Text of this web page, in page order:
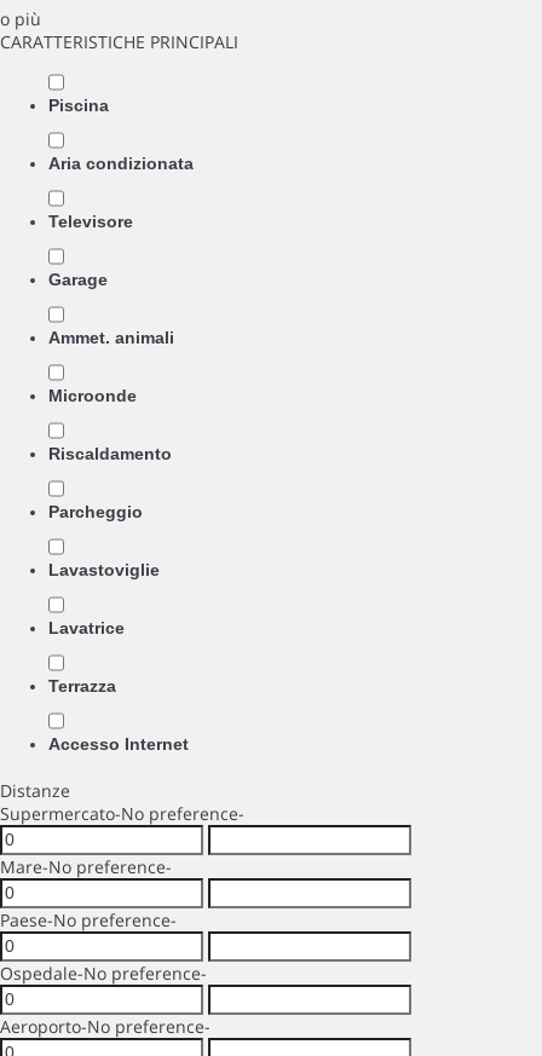
o più
CARATTERISTICHE PRINCIPALI
Piscina
Aria condizionata
Televisore
Garage
Ammet. animali
Microonde
Riscaldamento
Parcheggio
Lavastoviglie
Lavatrice
Terrazza
Accesso Internet
Distanze
Supermercato-No preference-
Mare-No preference-
Paese-No preference-
Ospedale-No preference-
Aeroporto-No preference-